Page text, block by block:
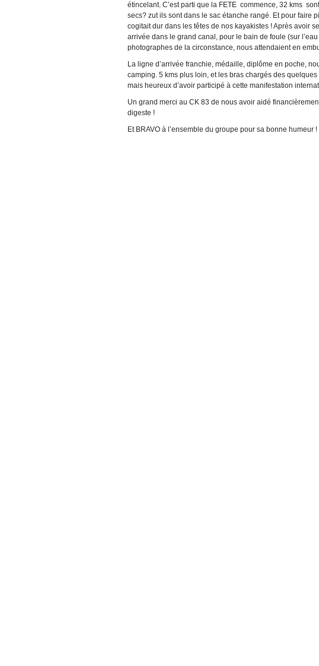
étincelant. C’est parti que la FETE commence, 32 kms
secs? zut ils sont dans le sac étanche rangé. Et pour faire
cogitait dur dans les têtes de nos kayakistes ! Après avoir
arrivée dans le grand canal, pour le bain de foule (sur
photographes de la circonstance, nous attendaient en
La ligne d’arrivée franchie, médaille, diplôme en poche,
camping. 5 kms plus loin, et les bras chargés des
mais heureux d’avoir participé à cette manifestation
Un grand merci au CK 83 de nous avoir aidé
digeste !
Et BRAVO à l’ensemble du groupe pour sa bonne humeur !